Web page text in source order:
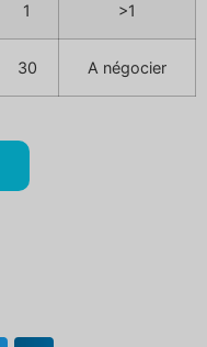
1 >1
30 A négocier